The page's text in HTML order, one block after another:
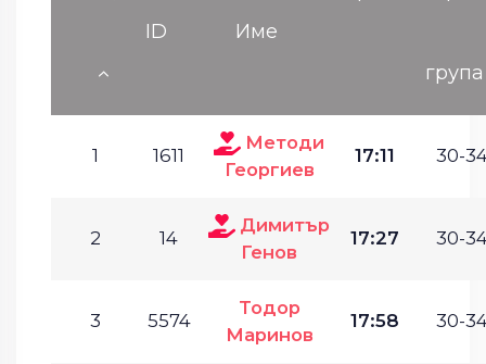
ID
Име
група
1 1611
Методи
Георгиев
17:11 30-
2 14
Димитър
Генов
17:27 30-
3 5574
Тодор
Маринов
17:58 30-